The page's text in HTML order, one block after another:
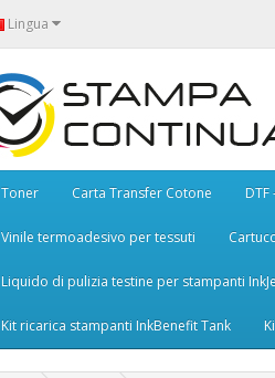
Lingua
Toner Carta Transfer Cotone
Vinile termoadesivo per tessuti
Liquido di pulizia testine per stampanti
Kit ricarica stampanti InkBenefit Tank